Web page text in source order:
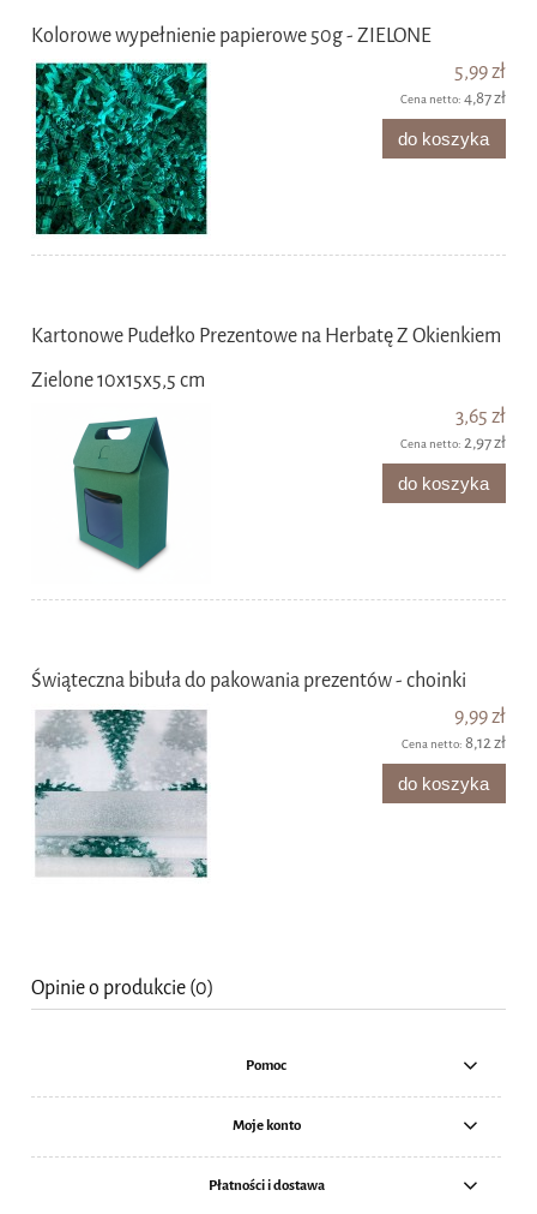
Kolorowe wypełnienie papierowe 50g - ZIELONE
5,99 zł
Cena netto: 4,87 zł
do koszyka
Kartonowe Pudełko Prezentowe na Herbatę Z Okienkiem
Zielone 10x15x5,5 cm
3,65 zł
Cena netto: 2,97 zł
do koszyka
Świąteczna bibuła do pakowania prezentów - choinki
9,99 zł
Cena netto: 8,12 zł
do koszyka
Opinie o produkcie (0)
Pomoc
Moje konto
Płatności i dostawa